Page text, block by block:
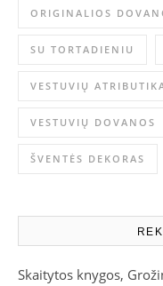
ORIGINALIOS
SU TORTADIENIU
VESTUVIŲ
VESTUVIŲ DOVANOS
ŠVENTĖS DEKORAS
Skaitytos knygos,